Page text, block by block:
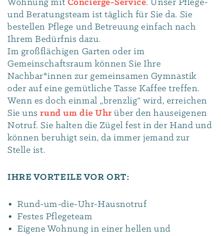
Wohnung mit Concierge-Service. Unser Pflege-
und Beratungsteam ist täglich für Sie da. Sie
bestellen Pflege und Betreuung einfach nach
Ihrem Bedürfnis dazu.
Im großflächigen Garten oder im
Gemeinschaftsraum können Sie Ihre
Nachbar*innen zur gemeinsamen Gymnastik
oder auf eine gemütliche Tasse Kaffee treffen.
Wenn es doch einmal „brenzlig“ wird, erreichen
Sie unsrund um die Uhrüber den hauseigenen
Notruf. Sie halten die Zügel fest in der Hand und
können beruhigt sein, da immer jemand zur
Stelle ist.
IHRE VORTEILE VOR ORT:
Rund-um-die-Uhr-Hausnotruf
Festes Pflegeteam
Eigene Wohnung in einer hellen und